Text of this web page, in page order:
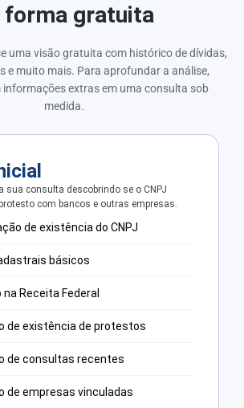
forma gratuita
uma visão gratuita com histórico de dívidas,
e muito mais. Para aprofundar a análise,
informações extras em uma consulta sob
medida.
sua consulta descobrindo se o CNPJ
com bancos e outras empresas.
de existência do CNPJ
básicos
Receita Federal
de existência de protestos
de consultas recentes
de empresas vinculadas